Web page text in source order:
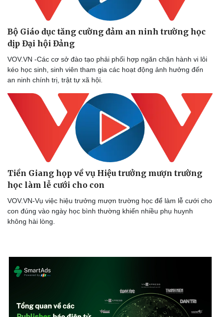
Sức khỏe
Dinh dưỡng - món ngon
Nhi khoa
Nam khoa
Đời sống
Tình yêu - Gia đình
Bộ Giáo dục tăng cường đảm an ninh trường học
dịp Đại hội Đảng
VOV.VN -Các cơ sở đào tạo phải phối hợp ngăn chặn hành vi lôi
kéo học sinh, sinh viên tham gia các hoạt động ảnh hưởng đến
an ninh chính trị, trật tự xã hội.
Tiền Giang họp về vụ Hiệu trưởng mượn trường
học làm lễ cưới cho con
VOV.VN-Vụ việc hiệu trưởng mượn trường học để làm lễ cưới cho
con đúng vào ngày học bình thường khiến nhiều phụ huynh
không hài lòng.